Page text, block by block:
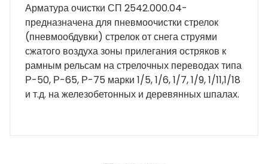
Арматура очистки СП 2542.000.04-
предназначена для пневмоочистки стрелок
(пневмообдувки) стрелок от снега струями
сжатого воздуха зоны прилегания остряков к
рамным рельсам на стрелочных переводах типа
Р-50, Р-65, Р-75 марки 1/5, 1/6, 1/7, 1/9, 1/11,1/18
и т.д. на железобетонных и деревянных шпалах.